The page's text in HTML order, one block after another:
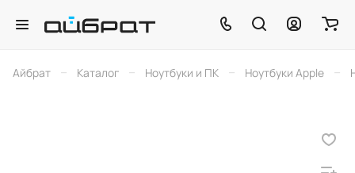
Айбрат – Каталог – Ноутбуки и ПК – Ноутбуки Apple –